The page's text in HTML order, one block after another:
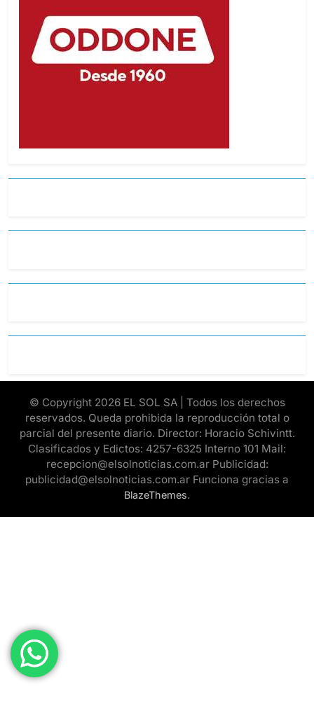
© Copyright 2026 EL SOL SA | Todos los derechos
reservados. Queda prohibida la reproducción total o
parcial del presente diario. Director: Horacio Schivintt.
Clasificados y Edictos: 4257-6325 Interno 101 Mail:
recepcion@elsolnoticias.com.ar Publicidad:
publicidad@elsolnoticias.com.ar Funciona gracias a
BlazeThemes.